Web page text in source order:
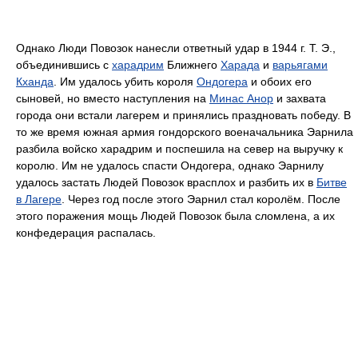
Однако Люди Повозок нанесли ответный удар в 1944 г. Т. Э.,
объединившись с харадрим Ближнего Харада и варьягами
Кханда . Им удалось убить короля Ондогера и обоих его
сыновей, но вместо наступления на Минас Анор и захвата
города они встали лагерем и принялись праздновать победу. В
то же время южная армия гондорского военачальника Эарнила
разбила войско харадрим и поспешила на север на выручку к
королю. Им не удалось спасти Ондогера, однако Эарнилу
удалось застать Людей Повозок врасплох и разбить их в Битве
в Лагере . Через год после этого Эарнил стал королём. После
этого поражения мощь Людей Повозок была сломлена, а их
конфедерация распалась.